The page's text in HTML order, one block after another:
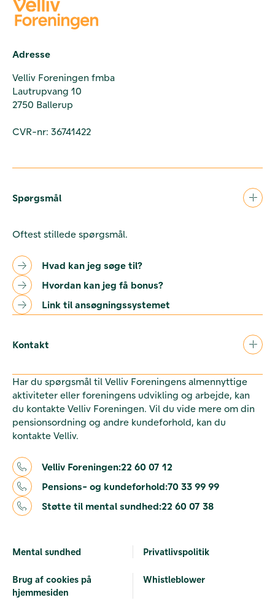
Adresse
Velliv Foreningen fmba
Lautrupvang 10
2750 Ballerup
CVR-nr: 36741422
Spørgsmål
Oftest stillede spørgsmål.
Hvad kan jeg søge til?
Hvordan kan jeg få bonus?
Link til ansøgningssystemet
Kontakt
Har du spørgsmål til Velliv Foreningens almennyttige
aktiviteter eller foreningens udvikling og arbejde, kan
du kontakte Velliv Foreningen. Vil du vide mere om din
pensionsordning og andre kundeforhold, kan du
kontakte Velliv.
Velliv Foreningen:22 60 07 12
Pensions- og kundeforhold:70 33 99 99
Støtte til mental sundhed:22 60 07 38
Mental sundhed Privatlivspolitik
Brug af cookies på
hjemmesiden
Whistleblower